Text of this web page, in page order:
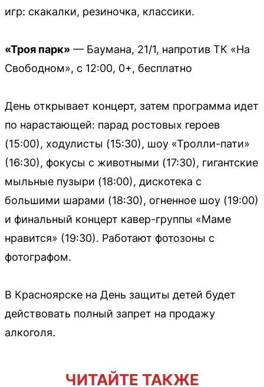
игр: скакалки, резиночка, классики.
«Троя парк» — Баумана, 21/1, напротив ТК «На
Свободном», с 12:00, 0+, бесплатно
День открывает концерт, затем программа идет
по нарастающей: парад ростовых героев
(15:00), ходулисты (15:30), шоу «Тролли-пати»
(16:30), фокусы с животными (17:30), гигантские
мыльные пузыри (18:00), дискотека с
большими шарами (18:30), огненное шоу (19:00)
и финальный концерт кавер-группы «Маме
нравится» (19:30). Работают фотозоны с
фотографом.
В Красноярске на День защиты детей будет
действовать полный запрет на продажу
алкоголя.
ЧИТАЙТЕ ТАКЖЕ